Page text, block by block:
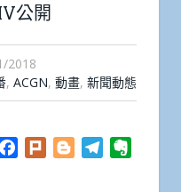
公開
2018
, ACGN, 動畫, 新聞動態
Facebook
Plurk BloggerTelegram